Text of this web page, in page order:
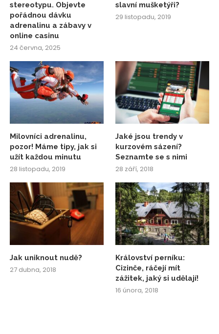
stereotypu. Objevte
pořádnou dávku
adrenalinu a zábavy v
online casinu
24 června, 2025
slavní mušketýři?
29 listopadu, 2019
Milovníci adrenalinu,
pozor! Máme tipy, jak si
užít každou minutu
28 listopadu, 2019
Jaké jsou trendy v
kurzovém sázení?
Seznamte se s nimi
28 září, 2018
Jak uniknout nudě?
27 dubna, 2018
Království perníku:
Cizinče, ráčejí mít
zážitek, jaký si udělají!
16 února, 2018